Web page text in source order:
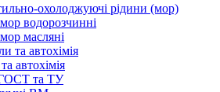
охолоджуючі рідини (мор)
водорозчинні
масляні
та автохімія
автохімія
та ТУ